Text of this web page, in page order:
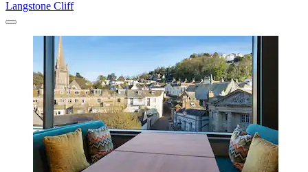
Langstone Cliff